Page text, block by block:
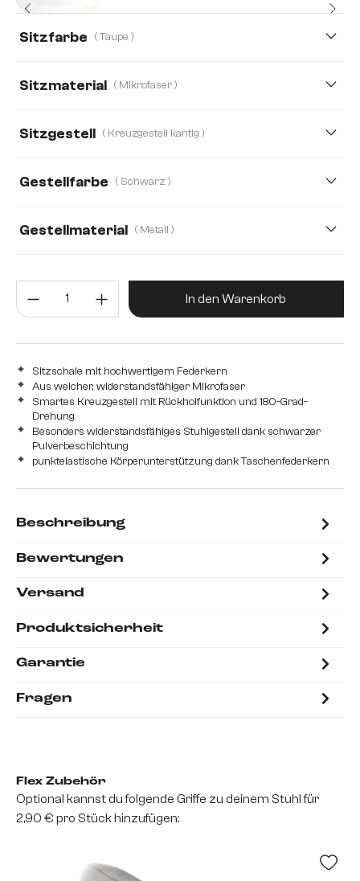
Sitzfarbe ( Taupe )
Sitzmaterial ( Mikrofaser )
Sitzgestell ( Kreuzgestell kantig )
Gestellfarbe ( Schwarz )
Gestellmaterial ( Metall )
Eiche Holz Produkt Anzahl: Gib den
In den Warenkorb
Sitzschale mit hochwertigem Federkern
Aus weicher, widerstandsfähiger Mikrofaser
Smartes Kreuzgestell mit Rückholfunktion und 180-Grad-
Drehung
Besonders widerstandsfähiges Stuhlgestell dank schwarzer
Pulverbeschichtung
punktelastische Körperunterstützung dank Taschenfederkern
Beschreibung
Bewertungen
Versand
Produktsicherheit
Garantie
Fragen
Flex Zubehör
Optional kannst du folgende Griffe zu deinem Stuhl für
2,90 € pro Stück hinzufügen: